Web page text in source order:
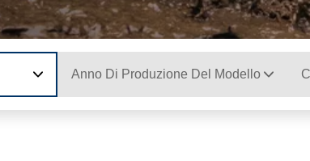
Anno Di Produzione Del Modello